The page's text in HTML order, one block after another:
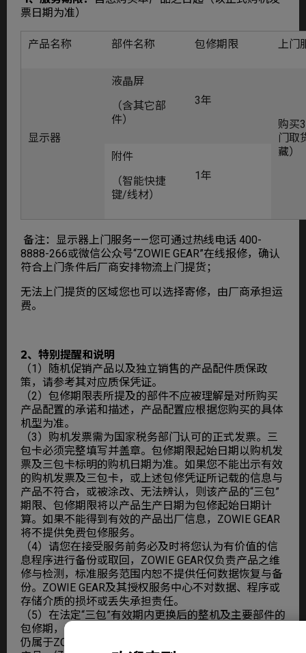
票日期为准）
产品名称 部件名称 包修期限 上门
显示器
液晶屏
（含其它部
件）
3年
购买
门取
藏）
附件
（智能快捷
键/线材）
1年
备注：显示器上门服务——您可通过热线电话 400-
8888-266或微信公众号“ZOWIE GEAR”在线报修，确认
符合上门条件后厂商安排物流上门提货；
无法上门提货的区域您也可以选择寄修，由厂商承担运
费。
2、特别提醒和说明
（1）随机促销产品以及独立销售的产品配件质保政
策，请参考其对应质保凭证。
（2）包修期限表所提及的部件不应被理解是对所购买
产品配置的承诺和描述，产品配置应根据您购买的具体
机型为准。
（3）购机发票需为国家税务部门认可的正式发票。三
包卡必须完整填写并盖章。包修期限起始日期以购机发
票及三包卡标明的购机日期为准。如果您不能出示有效
的购机发票及三包卡，或上述包修凭证所记载的信息与
产品不符合，或被涂改、无法辨认，则该产品的“三包”
期限、包修期限将以产品生产日期为包修起始日期计
算。如果不能得到有效的产品出厂信息，ZOWIE GEAR
将不提供免费包修服务。
（4）请您在接受服务前务必及时将您认为有价值的信
息程序进行备份或取回，ZOWIE GEAR仅负责产品之维
修与检测，标准服务范围内恕不提供任何数据恢复与备
份。ZOWIE GEAR及其授权服务中心不对数据、程序或
存储介质的损坏或丢失承担责任。
（5）在法定“三包”有效期内更换后的整机及主要部件的
包修期，按“三包规定”执行。在法定“三包”有效期外但
仍属于ZOWIE GEAR产品服务承诺范围的ZOWIE GEAR